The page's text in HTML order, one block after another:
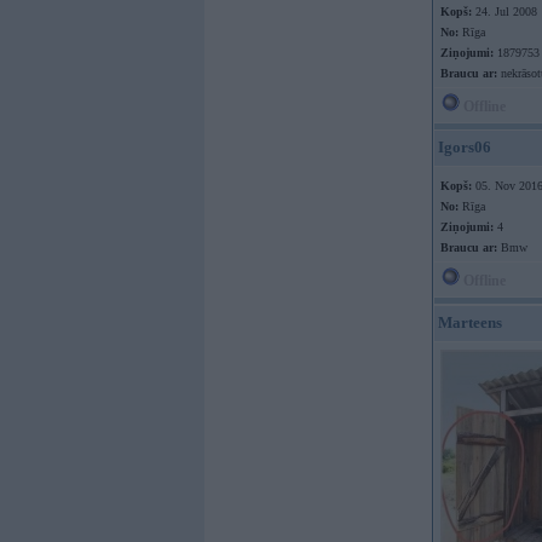
Kopš: 24. Jul 2008
No: Rīga
Ziņojumi: 1879753
Braucu ar:
Igors06
Kopš: 05. Nov 2016
No: Rīga
Ziņojumi: 4
Braucu ar: Bmw
Marteens